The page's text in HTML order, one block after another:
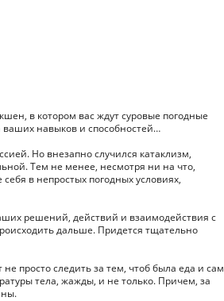
в котором вас ждут суровые погодные
навыков и способностей…
Но внезапно случился катаклизм,
Тем не менее, несмотря ни на что,
в непростых погодных условиях,
решений, действий и взаимодействия с
дальше. Придется тщательно
просто следить за тем, чтоб была еда и сам
тела, жажды, и не только. Причем, за